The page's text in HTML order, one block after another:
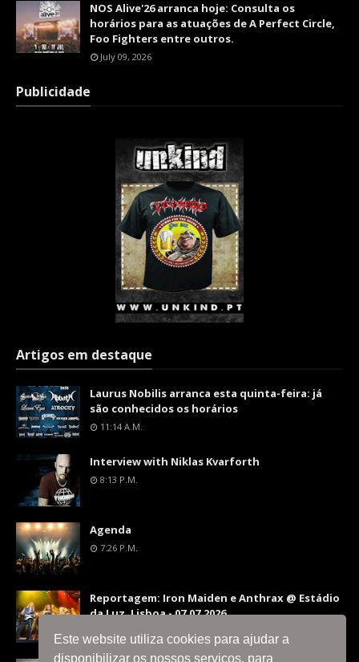
Este website utiliza cookies para ajudar a
disponibilizar os nossos serviços, para
NOS Alive'26 arranca hoje: Consulta os
horários para as atuações de A Perfect Circle,
Foo Fighters entre outros.
July 09, 2026
Publicidade
Artigos em destaque
Laurus Nobilis arranca esta quinta-feira: já
são conhecidos os horários
11:14 A.m.
Interview with Niklas Kvarforth
8:13 P.m.
Agenda
7:26 P.m.
Reportagem: Iron Maiden e Anthrax @ Estádio
da Luz, Lisboa - 07.07.2026
9:36 P.m.